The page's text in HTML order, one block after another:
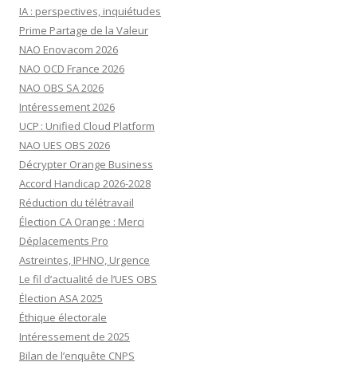
IA : perspectives, inquiétudes
Prime Partage de la Valeur
NAO Enovacom 2026
NAO OCD France 2026
NAO OBS SA 2026
Intéressement 2026
UCP : Unified Cloud Platform
NAO UES OBS 2026
Décrypter Orange Business
Accord Handicap 2026-2028
Réduction du télétravail
Élection CA Orange : Merci
Déplacements Pro
Astreintes, IPHNO, Urgence
Le fil d’actualité de l’UES OBS
Élection ASA 2025
Éthique électorale
Intéressement de 2025
Bilan de l’enquête CNPS